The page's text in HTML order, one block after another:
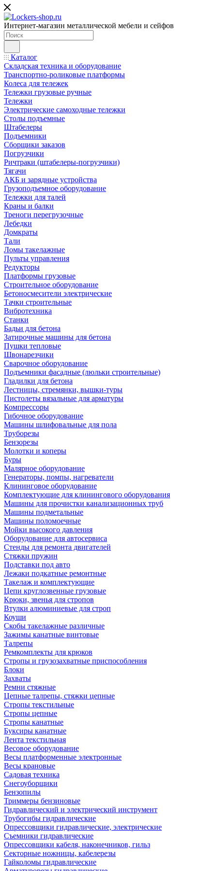
Интернет-магазин металлической мебели и сейфов
Каталог
Складская техника и оборудование
Транспортно-роликовые платформы
Колеса для тележек
Тележки грузовые ручные
Тележки
Электрические самоходные тележки
Столы подъемные
Штабелеры
Подъемники
Сборщики заказов
Погрузчики
Ричтраки (штабелеры-погрузчики)
Тягачи
АКБ и зарядные устройства
Грузоподъемное оборудование
Тележки для талей
Краны и балки
Треноги перегрузочные
Лебедки
Домкраты
Тали
Ломы такелажные
Пульты управления
Редукторы
Платформы грузовые
Строительное оборудование
Бетоносмесители электрические
Тачки строительные
Вибротехника
Станки
Бадьи для бетона
Затирочные машины для бетона
Пушки тепловые
Швонарезчики
Сварочное оборудование
Подъемники фасадные (люльки строительные)
Гладилки для бетона
Лестницы, стремянки, вышки-туры
Пистолеты вязальные для арматуры
Компрессоры
Гибочное оборудование
Машины шлифовальные для пола
Труборезы
Бензорезы
Молотки и коперы
Буры
Малярное оборудование
Генераторы, помпы, нагреватели
Клининговое оборудование
Комплектующие для клинингового оборудования
Машины для прочистки канализационных труб
Машины подметальные
Машины поломоечные
Мойки высокого давления
Оборудование для автосервиса
Стенды для ремонта двигателей
Стяжки пружин
Подставки под авто
Лежаки подкатные ремонтные
Такелаж и комплектующие
Цепи круглозвенные грузовые
Крюки, звенья для стропов
Втулки алюминиевые для строп
Коуши
Скобы такелажные различные
Зажимы канатные винтовые
Талрепы
Ремкомплекты для крюков
Стропы и грузозахватные приспособления
Блоки
Захваты
Ремни стяжные
Цепные талрепы, стяжки цепные
Стропы текстильные
Стропы цепные
Стропы канатные
Буксиры канатные
Лента текстильная
Весовое оборудование
Весы платформенные электронные
Весы крановые
Садовая техника
Снегоуборщики
Бензопилы
Триммеры бензиновые
Гидравлический и электрический инструмент
Трубогибы гидравлические
Опрессовщики гидравлические, электрические
Съемники гидравлические
Опрессовщики кабеля, наконечников, гильз
Секторные ножницы, кабелерезы
Гайколомы гидравлические